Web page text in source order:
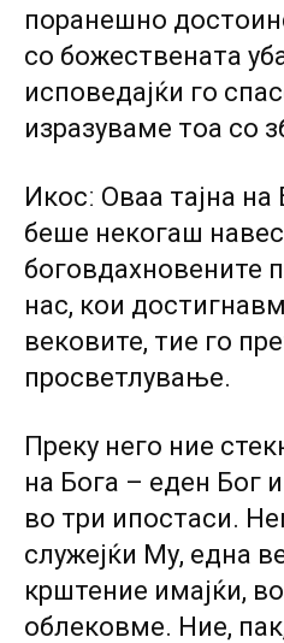
поранешно
со божествената
исповедајќи го
изразуваме тоа со
Икосː Оваа тајна
беше некогаш
боговдахновените
нас, кои
вековите, тие го
просветлување.
Преку него ние
на Бога – еден Бог
во три ипостаси.
служејќи Му, една
крштение имајќи,
облековме. Ние,